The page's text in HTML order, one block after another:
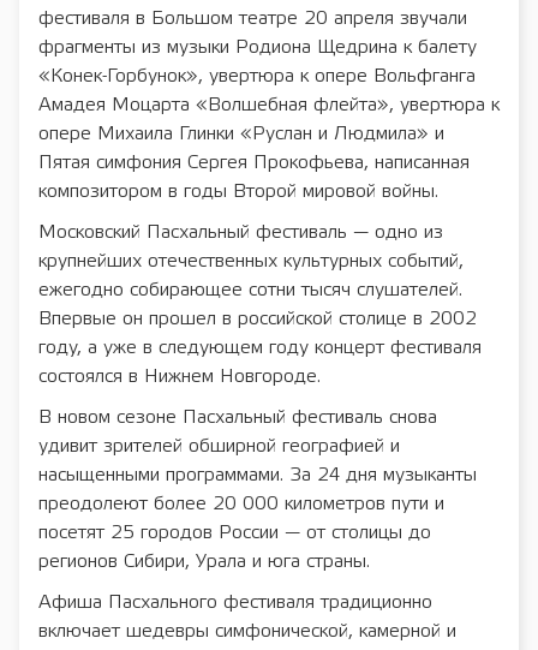
фестиваля в Большом театре 20 апреля звучали
фрагменты из музыки Родиона Щедрина к балету
«Конек-Горбунок», увертюра к опере Вольфганга
Амадея Моцарта «Волшебная флейта», увертюра к
опере Михаила Глинки «Руслан и Людмила» и
Пятая симфония Сергея Прокофьева, написанная
композитором в годы Второй мировой войны.
Московский Пасхальный фестиваль — одно из
крупнейших отечественных культурных событий,
ежегодно собирающее сотни тысяч слушателей.
Впервые он прошел в российской столице в 2002
году, а уже в следующем году концерт фестиваля
состоялся в Нижнем Новгороде.
В новом сезоне Пасхальный фестиваль снова
удивит зрителей обширной географией и
насыщенными программами. За 24 дня музыканты
преодолеют более 20 000 километров пути и
посетят 25 городов России — от столицы до
регионов Сибири, Урала и юга страны.
Афиша Пасхального фестиваля традиционно
включает шедевры симфонической, камерной и